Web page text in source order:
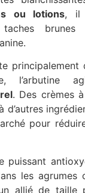
ou lotions, il
taches
principalement
l’arbutine
. Des crèmes à
d’autres
pour
puissant
les agrumes
allié de taille